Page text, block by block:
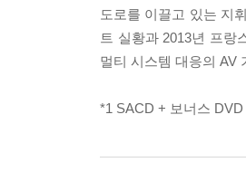
도로를 이끌고 있는 지
트 실황과 2013년 프랑
멀티 시스템 대응의 AV
*1 SACD + 보너스